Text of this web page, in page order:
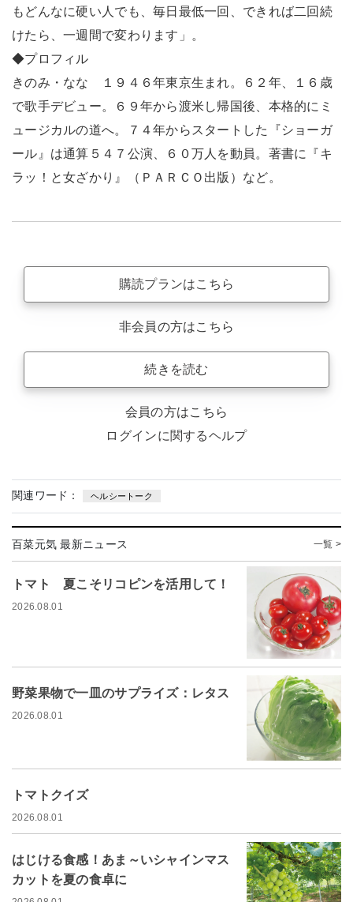
もどんなに硬い人でも、毎日最低一回、できれば二回続
けたら、一週間で変わります」。
◆プロフィル
きのみ・なな １９４６年東京生まれ。６２年、１６歳
で歌手デビュー。６９年から渡米し帰国後、本格的にミ
ュージカルの道へ。７４年からスタートした『ショーガ
ール』は通算５４７公演、６０万人を動員。著書に『キ
ラッ！と女ざかり』（ＰＡＲＣＯ出版）など。
購読プランはこちら
非会員の方はこちら
続きを読む
会員の方はこちら
ログインに関するヘルプ
関連ワード： ヘルシートーク
百菜元気 最新ニュース 一覧 >
トマト 夏こそリコピンを活用して！
2026.08.01
野菜果物で一皿のサプライズ：レタス
2026.08.01
トマトクイズ
2026.08.01
はじける食感！あま～いシャインマス
カットを夏の食卓に